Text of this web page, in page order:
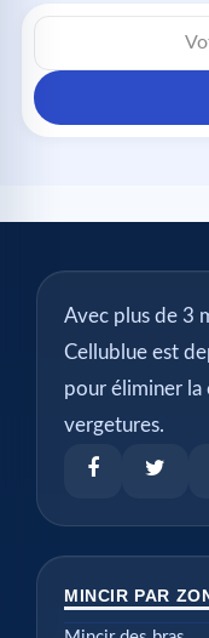
Avec plus de 3
Cellublue est
pour éliminer la
vergetures.
MINCIR PAR